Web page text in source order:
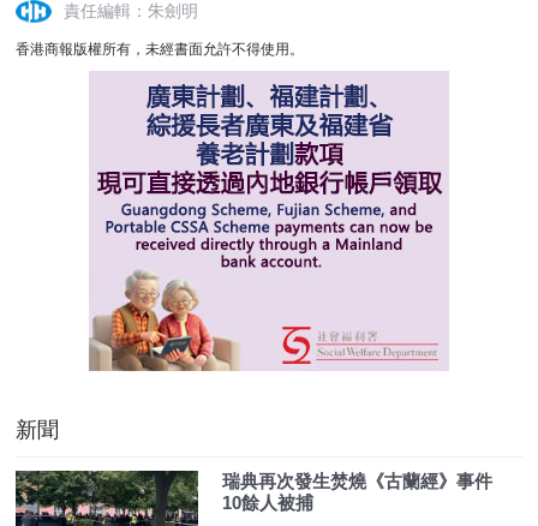
責任編輯：朱劍明
香港商報版權所有，未經書面允許不得使用。
新聞
瑞典再次發生焚燒《古蘭經》事件
10餘人被捕